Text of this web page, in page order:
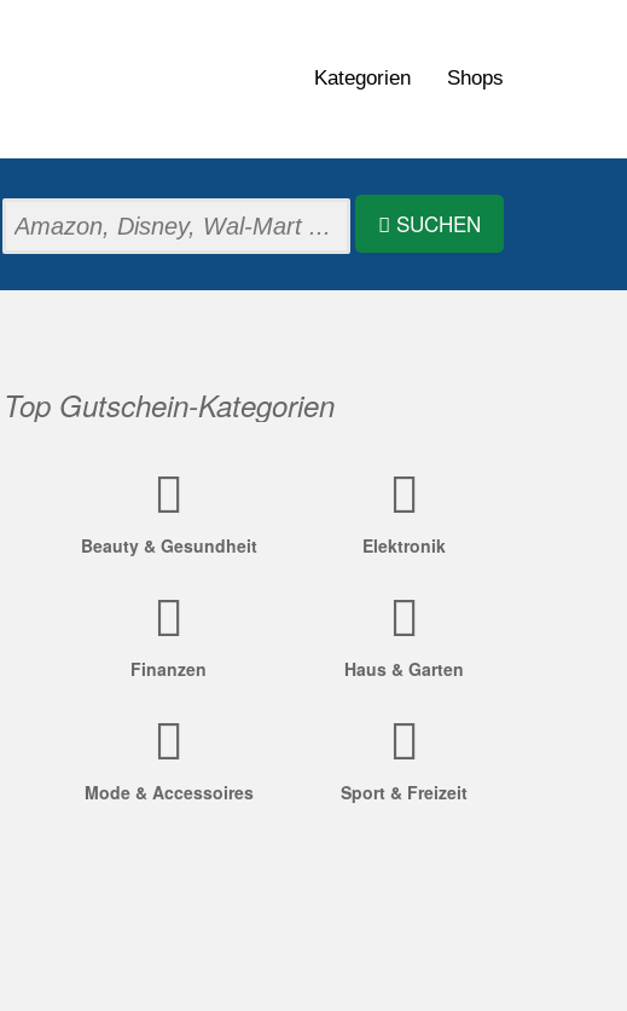
Kategorien Shops
SUCHEN
Top Gutschein-Kategorien
Beauty & Gesundheit Elektronik
Finanzen Haus & Garten
Mode & Accessoires Sport & Freizeit